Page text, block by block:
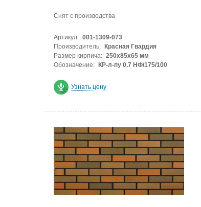
Снят с производства
Артикул: 001-1309-073
Производитель:
Красная Гвардия
Размер кирпича: 250х85х65 мм
Обозначение:
КР-л-пу 0.7 НФ/175/100
Узнать цену